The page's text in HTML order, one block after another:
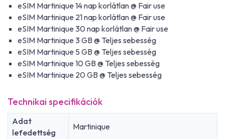
eSIM Martinique 14 nap korlátlan @ Fair use
eSIM Martinique 21 nap korlátlan @ Fair use
eSIM Martinique 30 nap korlátlan @ Fair use
eSIM Martinique 3 GB @ Teljes sebesség
eSIM Martinique 5 GB @ Teljes sebesség
eSIM Martinique 10 GB @ Teljes sebesség
eSIM Martinique 20 GB @ Teljes sebesség
Technikai specifikációk
Adat
lefedettség
Martinique